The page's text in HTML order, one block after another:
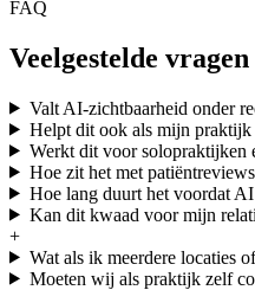
FAQ
Veelgestelde vragen
Valt AI-zichtbaarheid onder
Helpt dit ook als mijn praktijk
Werkt dit voor solopraktijken
Hoe zit het met
Hoe lang duurt het voordat
Kan dit kwaad voor mijn
+
Wat als ik meerdere locaties
Moeten wij als praktijk zelf